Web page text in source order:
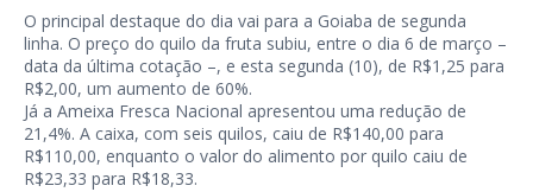
O principal destaque do dia vai para a Goiaba de segunda
linha. O preço do quilo da fruta subiu, entre o dia 6 de março –
data da última cotação –, e esta segunda (10), de R$1,25 para
R$2,00, um aumento de 60%.
Já a Ameixa Fresca Nacional apresentou uma redução de
21,4%. A caixa, com seis quilos, caiu de R$140,00 para
R$110,00, enquanto o valor do alimento por quilo caiu de
R$23,33 para R$18,33.